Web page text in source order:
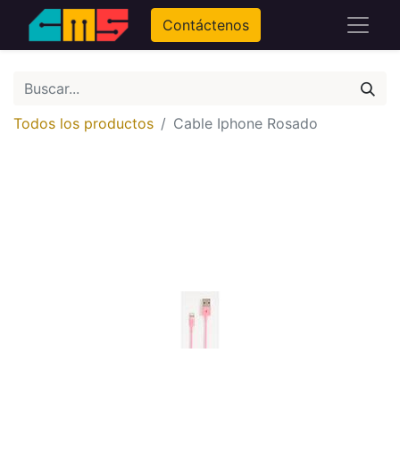
Contáctenos
Todos los productos Cable Iphone Rosado